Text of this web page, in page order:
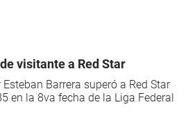
visitante a Red Star
Barrera superó a Red Star
en la 8va fecha de la Liga Federal